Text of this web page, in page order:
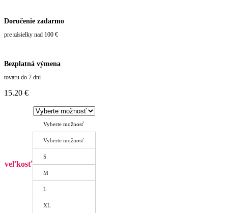
Doručenie zadarmo
pre zásielky nad 100 €
Bezplatná výmena
tovaru do 7 dní
15.20 €
veľkosť
Vyberte možnosť
Vyberte možnosť
S
M
L
XL